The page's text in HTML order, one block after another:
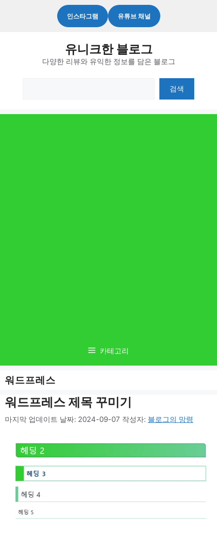
인스타그램 유튜브 채널
유니크한 블로그
다양한 리뷰와 유익한 정보를 담은 블로그
검색
카테고리
워드프레스
워드프레스 제목 꾸미기
마지막 업데이트 날짜: 2024-09-07 작성자: 블로그의 망령